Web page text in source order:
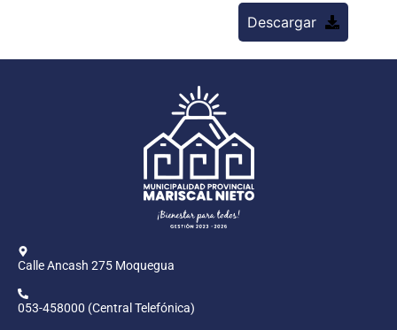
Descargar
Calle Ancash 275 Moquegua
053-458000 (Central Telefónica)